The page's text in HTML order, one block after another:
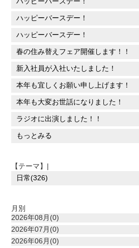
ハッピーバースデー！
ハッピーバースデー！
春の住み替えフェア開催します！！
新入社員が入社いたしました！
本年も宜しくお願い申し上げます！
本年も大変お世話になりました！
ラジオに出演しました！！
もっとみる
【テーマ】|
日常(326)
月別
2026年08月(0)
2026年07月(0)
2026年06月(0)